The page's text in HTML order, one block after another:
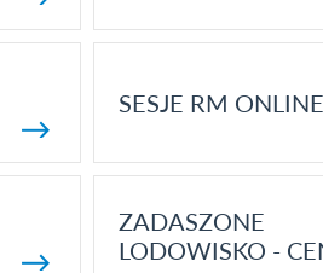
SESJE RM ONLINE
ZADASZONE
LODOWISKO -